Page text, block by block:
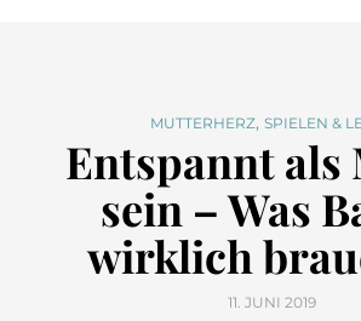
MUTTERHERZ, SPIELEN &
Entspannt als
sein – Was
wirklich
11. JUNI 2019